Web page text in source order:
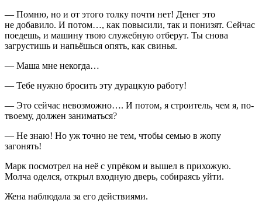
— Помню, но и от этого толку почти нет! Денег это
не добавило. И потом…, как повысили, так и понизят. Сейчас
поедешь, и машину твою служебную отберут. Ты снова
загрустишь и напьёшься опять, как свинья.
— Маша мне некогда…
— Тебе нужно бросить эту дурацкую работу!
— Это сейчас невозможно…. И потом, я строитель, чем я, по-
твоему, должен заниматься?
— Не знаю! Но уж точно не тем, чтобы семью в жопу
загонять!
Марк посмотрел на неё с упрёком и вышел в прихожую.
Молча оделся, открыл входную дверь, собираясь уйти.
Жена наблюдала за его действиями.